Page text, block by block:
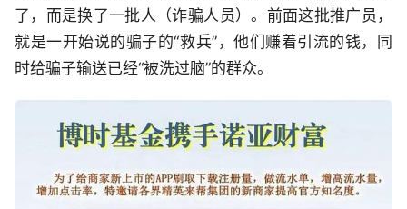
了，而是换了一批人（诈骗人员）。前面这批推广员，
就是一开始说的骗子的“救兵”，他们赚着引流的钱，同
时给骗子输送已经“被洗过脑”的群众。